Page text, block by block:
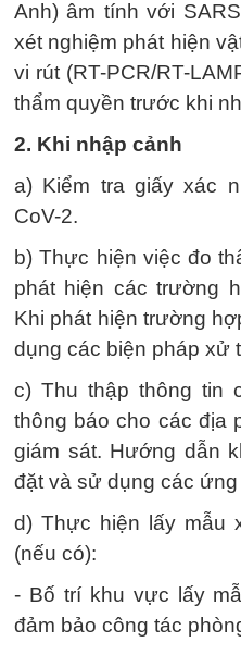
Anh) âm tính với
xét nghiệm phát hiện
vi rút (RT-PCR/RT-
thẩm quyền trước khi
2. Khi nhập cảnh
a) Kiểm tra giấy xác
CoV-2.
b) Thực hiện việc đo
phát hiện các trường
Khi phát hiện trường
dụng các biện pháp xử
c) Thu thập thông tin
thông báo cho các địa
giám sát. Hướng dẫn
đặt và sử dụng các
d) Thực hiện lấy mẫu
(nếu có):
- Bố trí khu vực lấy
đảm bảo công tác